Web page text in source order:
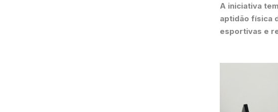
A iniciativa
aptidão física
esportivas e